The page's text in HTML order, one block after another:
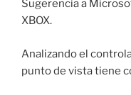
Sugerencia a
XBOX.
Analizando el
punto de vista tiene